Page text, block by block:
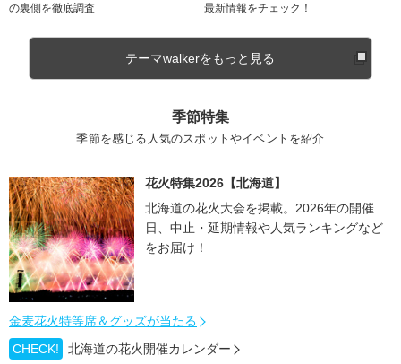
の裏側を徹底調査
最新情報をチェック！
テーマwalkerをもっと見る
季節特集
季節を感じる人気のスポットやイベントを紹介
花火特集2026【北海道】
北海道の花火大会を掲載。2026年の開催
日、中止・延期情報や人気ランキングなど
をお届け！
金麦花火特等席＆グッズが当たる
CHECK!
北海道の花火開催カレンダー